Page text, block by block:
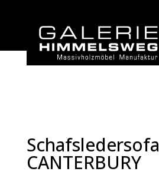
Schafsledersofa
CANTERBURY